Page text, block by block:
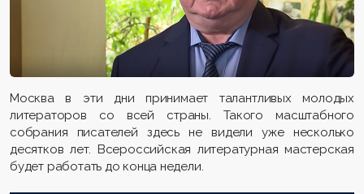
Москва в эти дни принимает талантливых молодых
литераторов со всей страны. Такого масштабного
собрания писателей здесь не видели уже несколько
десятков лет. Всероссийская литературная мастерская
будет работать до конца недели.